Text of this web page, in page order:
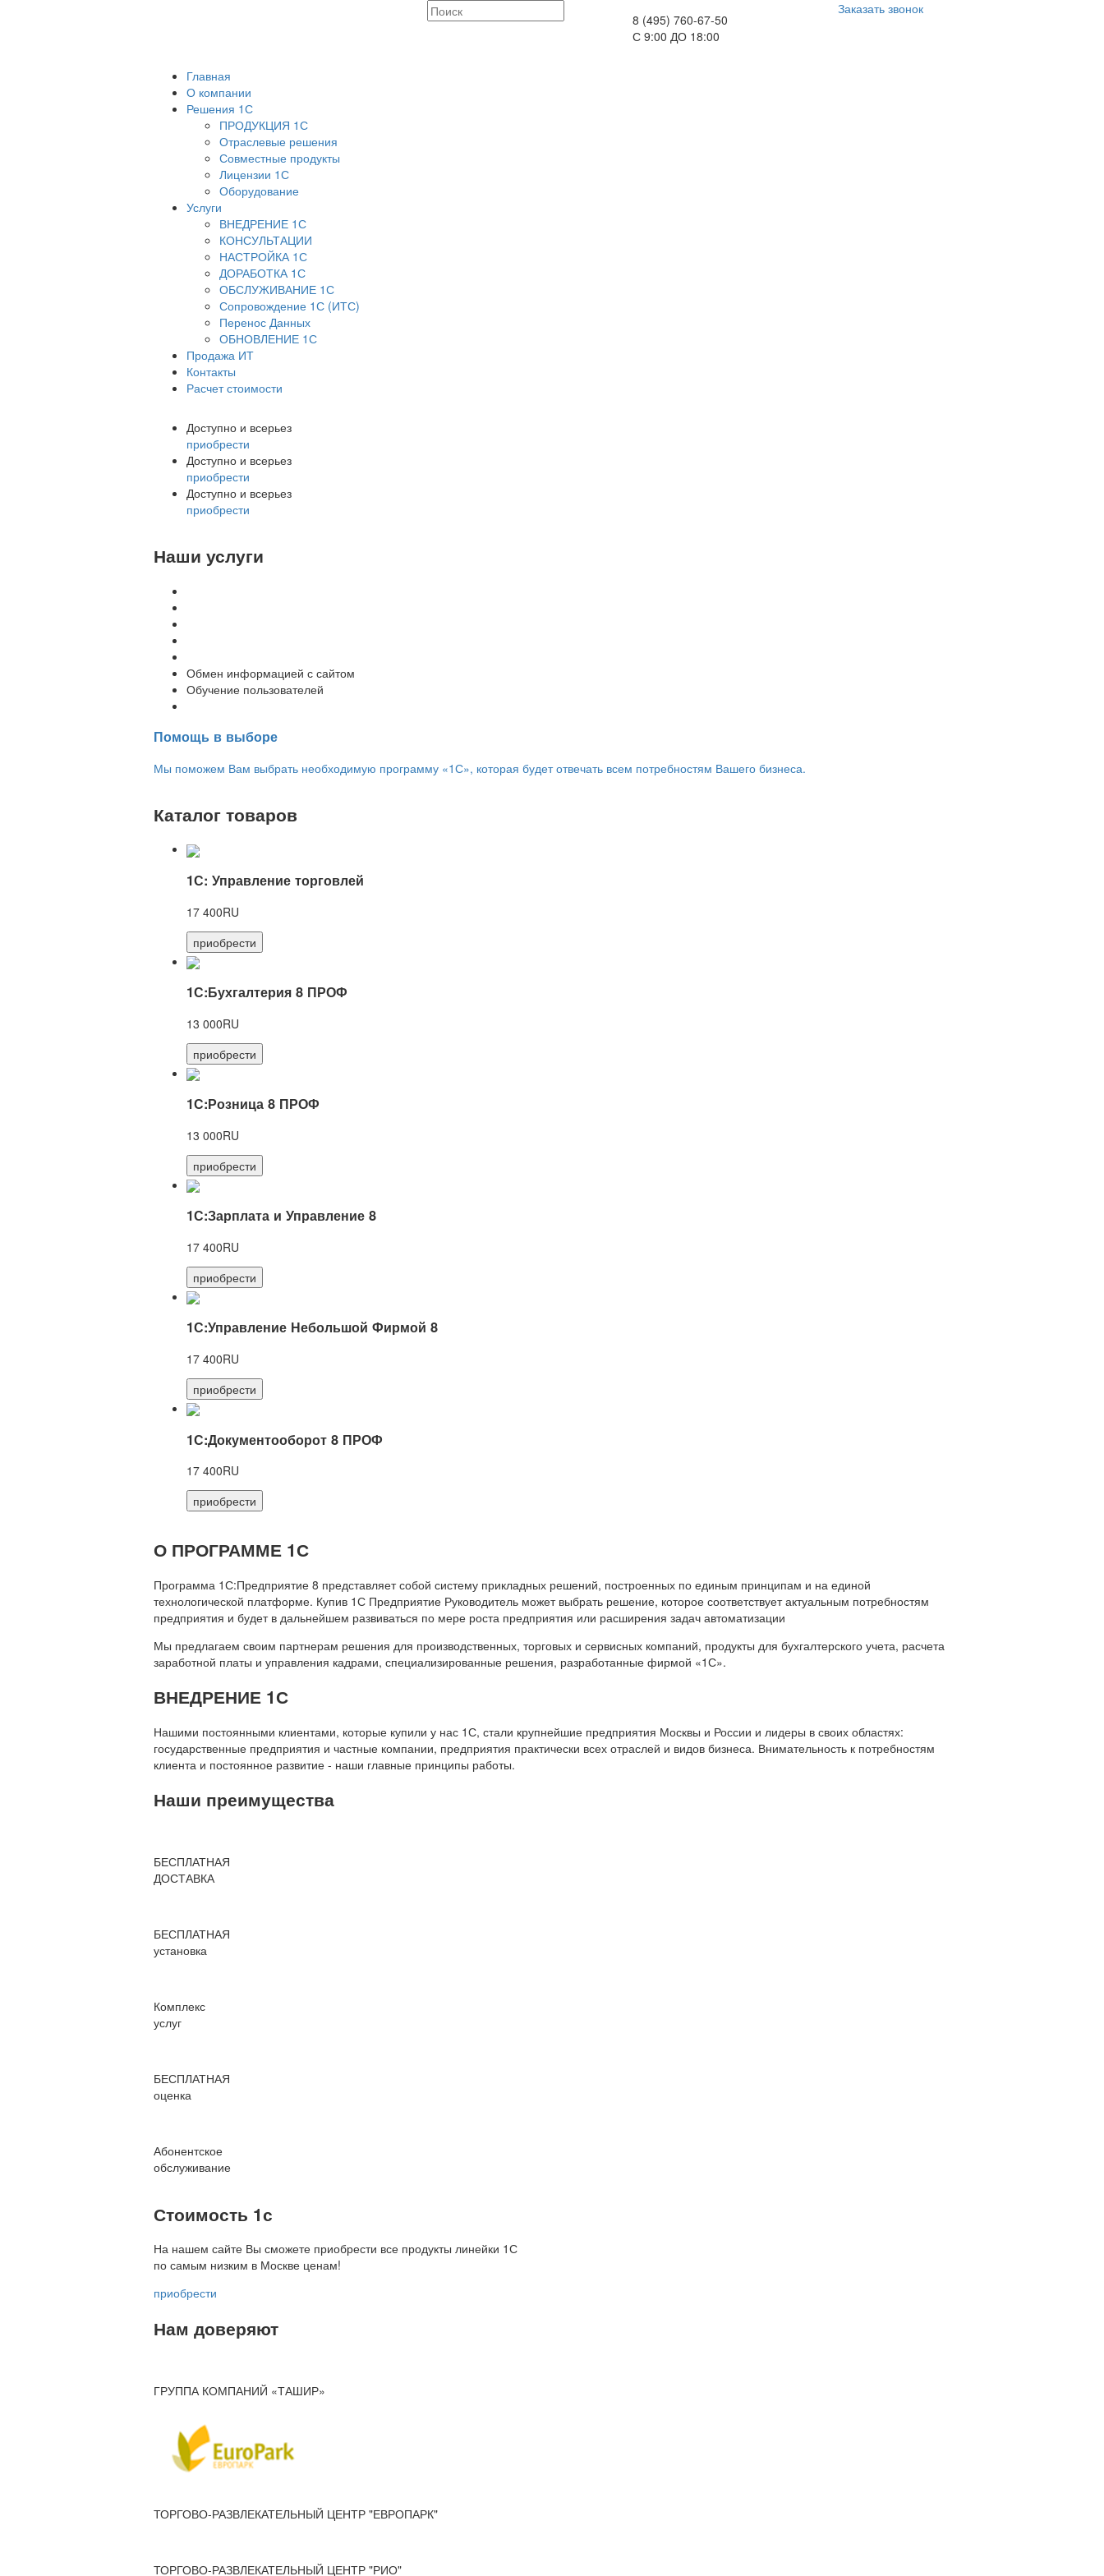
8 (495) 760-67-50
С 9:00 ДО 18:00
Заказать звонок
Главная
О компании
Решения 1С
ПРОДУКЦИЯ 1С
Отраслевые решения
Совместные продукты
Лицензии 1С
Оборудование
Услуги
ВНЕДРЕНИЕ 1С
КОНСУЛЬТАЦИИ
НАСТРОЙКА 1С
ДОРАБОТКА 1С
ОБСЛУЖИВАНИЕ 1С
Сопровождение 1С (ИТС)
Перенос Данных
ОБНОВЛЕНИЕ 1С
Продажа ИТ
Контакты
Расчет стоимости
Доступно и всерьез
приобрести
Доступно и всерьез
приобрести
Доступно и всерьез
приобрести
Наши услуги
Обмен информацией с сайтом
Обучение пользователей
Помощь в выборе
Мы поможем Вам выбрать необходимую программу «1С», которая будет отвечать всем потребностям Вашего бизнеса.
Каталог товаров
1С: Управление торговлей
17 400RU
приобрести
1С:Бухгалтерия 8 ПРОФ
13 000RU
приобрести
1С:Розница 8 ПРОФ
13 000RU
приобрести
1С:Зарплата и Управление 8
17 400RU
приобрести
1С:Управление Небольшой Фирмой 8
17 400RU
приобрести
1С:Документооборот 8 ПРОФ
17 400RU
приобрести
О ПРОГРАММЕ 1С
Программа 1С:Предприятие 8 представляет собой систему прикладных решений, построенных по единым принципам и на единой
технологической платформе. Купив 1С Предприятие Руководитель может выбрать решение, которое соответствует актуальным потребностям
предприятия и будет в дальнейшем развиваться по мере роста предприятия или расширения задач автоматизации
Мы предлагаем своим партнерам решения для производственных, торговых и сервисных компаний, продукты для бухгалтерского учета, расчета
заработной платы и управления кадрами, специализированные решения, разработанные фирмой «1С».
ВНЕДРЕНИЕ 1С
Нашими постоянными клиентами, которые купили у нас 1С, стали крупнейшие предприятия Москвы и России и лидеры в своих областях:
государственные предприятия и частные компании, предприятия практически всех отраслей и видов бизнеса. Внимательность к потребностям
клиента и постоянное развитие - наши главные принципы работы.
Наши преимущества
БЕСПЛАТНАЯ
ДОСТАВКА
БЕСПЛАТНАЯ
установка
Комплекс
услуг
БЕСПЛАТНАЯ
оценка
Абонентское
обслуживание
Стоимость 1с
На нашем сайте Вы сможете приобрести все продукты линейки 1С
по самым низким в Москве ценам!
приобрести
Нам доверяют
ГРУППА КОМПАНИЙ «ТАШИР»
ТОРГОВО-РАЗВЛЕКАТЕЛЬНЫЙ ЦЕНТР "ЕВРОПАРК"
ТОРГОВО-РАЗВЛЕКАТЕЛЬНЫЙ ЦЕНТР "РИО"